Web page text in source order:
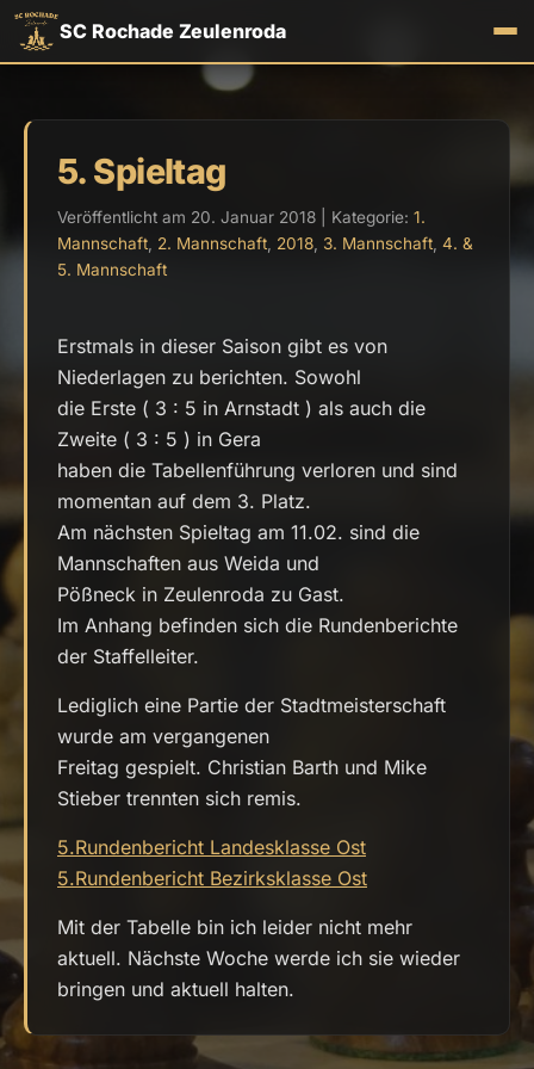
SC Rochade Zeulenroda
5. Spieltag
Veröffentlicht am 20. Januar 2018 | Kategorie: 1.
Mannschaft 2. Mannschaft 2018 3. Mannschaft 4. &
5. Mannschaft
Erstmals in dieser Saison gibt es von
Niederlagen zu berichten. Sowohl
die Erste ( 3 : 5 in Arnstadt ) als auch die
Zweite ( 3 : 5 ) in Gera
haben die Tabellenführung verloren und sind
momentan auf dem 3. Platz.
Am nächsten Spieltag am 11.02. sind die
Mannschaften aus Weida und
Pößneck in Zeulenroda zu Gast.
Im Anhang befinden sich die Rundenberichte
der Staffelleiter.
Lediglich eine Partie der Stadtmeisterschaft
wurde am vergangenen
Freitag gespielt. Christian Barth und Mike
Stieber trennten sich remis.
5.Rundenbericht Landesklasse Ost
5.Rundenbericht Bezirksklasse Ost
Mit der Tabelle bin ich leider nicht mehr
aktuell. Nächste Woche werde ich sie wieder
bringen und aktuell halten.